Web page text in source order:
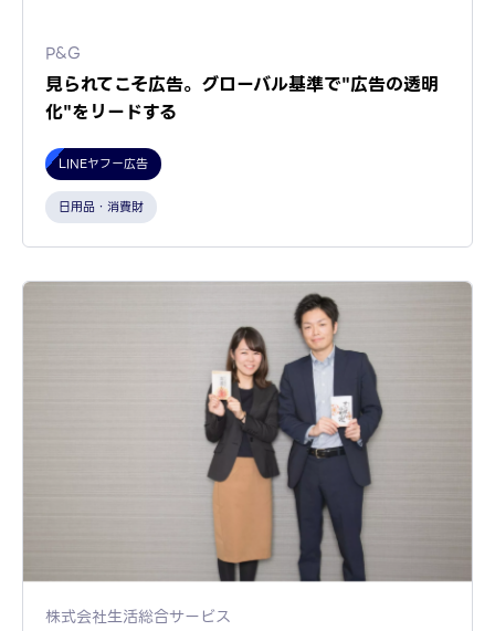
P&G
見られてこそ広告。グローバル基準で"広告の透明
化"をリードする
LINEヤフー広告
日用品・消費財
株式会社生活総合サービス